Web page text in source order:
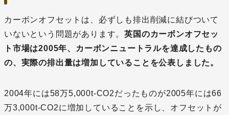
カーボンオフセットは、必ずしも排出削減に結びついて
いないという問題があります。英国のカーボンオフセッ
ト市場は2005年、カーボンニュートラルを達成したもの
の、実際の排出量は増加していることを公表しました。
2004年には58万5,000t-CO2だったものが2005年には66
万3,000t-CO2に増加していることを示し、オフセットが